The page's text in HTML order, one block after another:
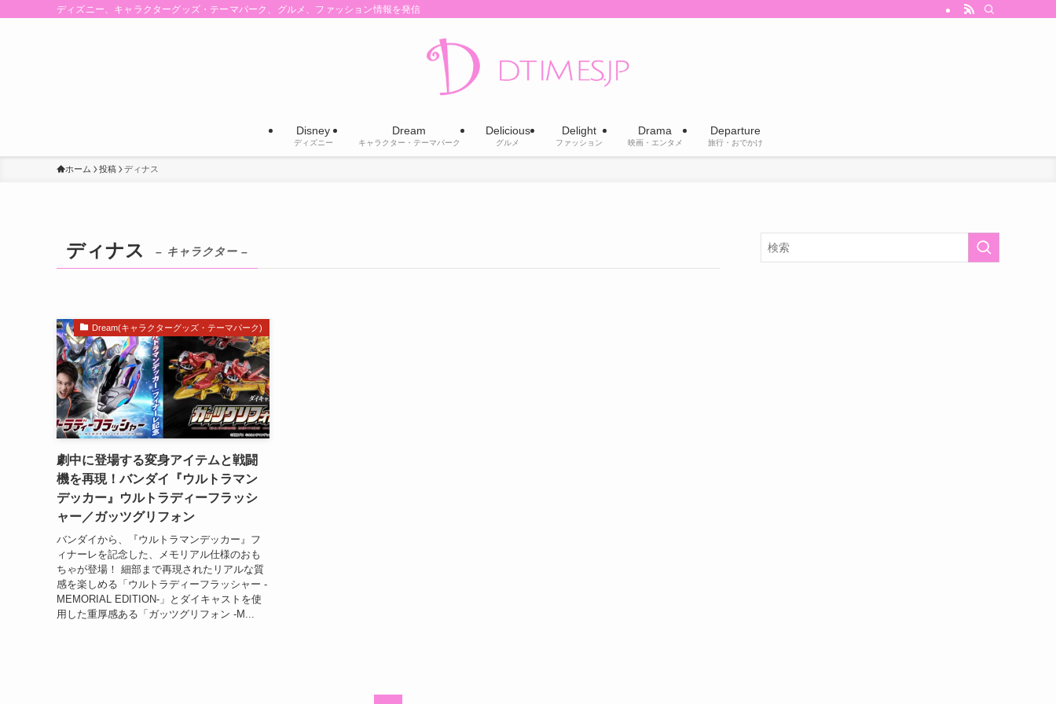
ディズニー、キャラクターグッズ・テーマパーク、グルメ、ファッション情報を発信
Disney
ディズニー
Dream
キャラクター・テーマパーク
Delicious
グルメ
Delight
ファッション
Drama
映画・エンタメ
Departure
旅行・おでかけ
ホーム 投稿 ディナス
ディナス – キャラクター –
Dream(キャラクターグッズ・テーマパーク)
劇中に登場する変身アイテムと戦闘
機を再現！バンダイ『ウルトラマン
デッカー』ウルトラディーフラッシ
ャー／ガッツグリフォン
バンダイから、『ウルトラマンデッカー』フ
ィナーレを記念した、メモリアル仕様のおも
ちゃが登場！ 細部まで再現されたリアルな質
感を楽しめる「ウルトラディーフラッシャー -
MEMORIAL EDITION-」とダイキャストを使
用した重厚感ある「ガッツグリフォン -M...